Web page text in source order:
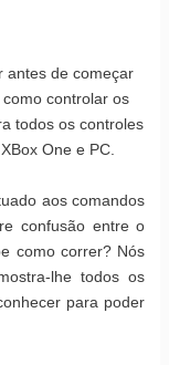
antes de começar
controlar os
todos os controles
One e PC.
aos comandos
confusão entre o
como correr? Nós
lhe todos os
para poder